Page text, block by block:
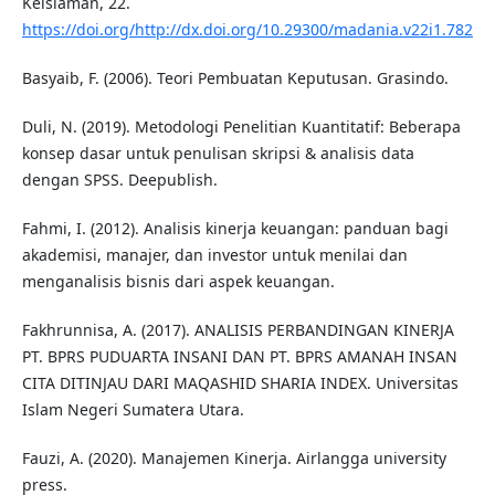
https://doi.org/http://dx.doi.org/10.29300/madania.v22i1.782
Basyaib, F. (2006). Teori Pembuatan Keputusan. Grasindo.
Duli, N. (2019). Metodologi Penelitian Kuantitatif: Beberapa
konsep dasar untuk penulisan skripsi & analisis data
dengan SPSS. Deepublish.
Fahmi, I. (2012). Analisis kinerja keuangan: panduan bagi
akademisi, manajer, dan investor untuk menilai dan
menganalisis bisnis dari aspek keuangan.
Fakhrunnisa, A. (2017). ANALISIS PERBANDINGAN KINERJA
PT. BPRS PUDUARTA INSANI DAN PT. BPRS AMANAH INSAN
CITA DITINJAU DARI MAQASHID SHARIA INDEX. Universitas
Islam Negeri Sumatera Utara.
Fauzi, A. (2020). Manajemen Kinerja. Airlangga university
press.